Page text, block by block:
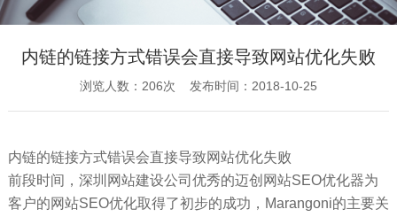
内链的链接方式错误会直接导致网站优化失败
浏览人数： 206次 发布时间：2018-10-25
内链的链接方式错误会直接导致网站优化失败
前段时间，深圳网站建设公司优秀的迈创网站SEO优化器为
客户的网站SEO优化取得了初步的成功，Marangoni的主要关